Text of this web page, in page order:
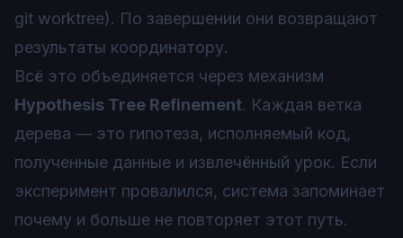
git worktree). По завершении они возвращают
результаты координатору.
Всё это объединяется через механизм
Hypothesis Tree Refinement. Каждая ветка
дерева — это гипотеза, исполняемый код,
полученные данные и извлечённый урок. Если
эксперимент провалился, система запоминает
почему и больше не повторяет этот путь.